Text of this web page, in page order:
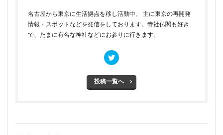
名古屋から東京に生活拠点を移し活動中。 主に東京の再開発
情報・スポットなどを発信をしております。寺社仏閣も好き
で、たまに有名な神社などにお参りに行きます。
投稿一覧へ